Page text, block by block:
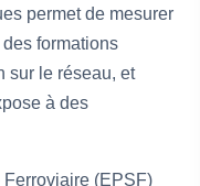
permet de mesurer
formations
sur le réseau, et
à des
Ferroviaire (EPSF)